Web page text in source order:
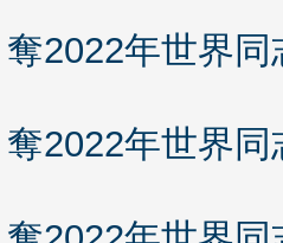
2022年世界
2022年世界